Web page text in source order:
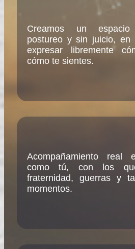
Creamos un
postureo y sin juicio, en
expresar libremente
cómo te sientes.
Acompañamiento real
como tú, con los
fraternidad, guerras y
momentos.